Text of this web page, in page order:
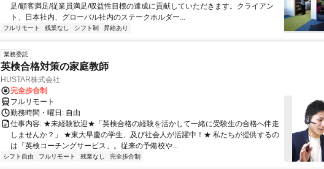
足/顧客満足/従業員満足/収益性目標の達成に貢献していただきます。クライアン
ト、日本社内、グローバル社内のステークホルダー...
フルリモート 残業なし シフト制 昇給あり
業務委託
英検合格対策の家庭教師
HUSTAR株式会社
完全歩合制
フルリモート
勤務時間・曜日: 自由
仕事内容: ★未経験歓迎★「英検合格の経験を活かして一緒に受験生の合格へ伴走
しませんか？」 ★東大早慶の学生、及び社会人が活躍中！★ 私たちが提供するの
は「英検コーチングサービス」。従来の予備校や...
シフト自由 フルリモート 残業なし 完全歩合制